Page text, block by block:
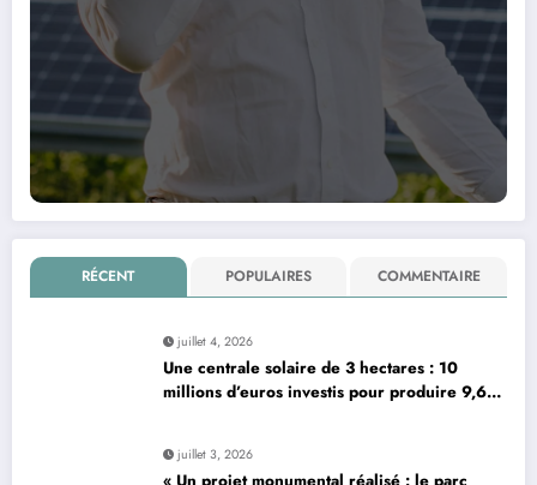
RÉCENT POPULAIRES COMMENTAIRE
juillet 4, 2026
Une centrale solaire de 3 hectares : 10
millions d’euros investis pour produire 9,6
juillet 3, 2026